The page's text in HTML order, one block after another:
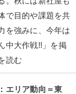
で目的や課題を共
を強みに、今年は
中大作戦!!」を掲
読む
エリア動向＝東